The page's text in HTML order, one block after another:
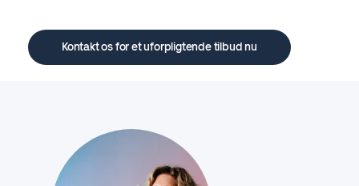
Kontakt os for et uforpligtende tilbud nu